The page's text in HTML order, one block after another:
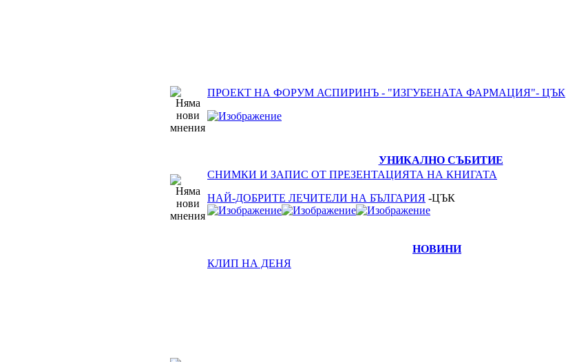
ПРОЕКТ НА ФОРУМ АСПИРИНЪ - "ИЗГУБЕНАТА ФАРМАЦИЯ"- ЦЪК
УНИКАЛНО СЪБИТИЕ
СНИМКИ И ЗАПИС ОТ ПРЕЗЕНТАЦИЯТА НА КНИГАТА
НАЙ-ДОБРИТЕ ЛЕЧИТЕЛИ НА БЪЛГАРИЯ -ЦЪК
НОВИНИ
КЛИП НА ДЕНЯ